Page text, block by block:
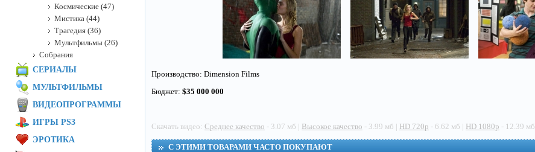
Производство: Dimension Films
Бюджет: $35 000 000
Скачать видео: Среднее качество - 3.07 мб | Высокое качество - 3.99 мб | HD 720p - 6.62 мб | HD 1080p - 12.39 мб
С ЭТИМИ ТОВАРАМИ ЧАСТО ПОКУПАЮТ
Космические (47)
Мистика (44)
Трагедия (36)
Мультфильмы (26)
Собрания
СЕРИАЛЫ
МУЛЬТФИЛЬМЫ
ВИДЕОПРОГРАММЫ
ИГРЫ PS3
ЭРОТИКА